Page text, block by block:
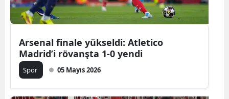
Arsenal finale yükseldi: Atletico
Madrid’i rövanşta 1-0 yendi
Spor 05 Mayıs 2026